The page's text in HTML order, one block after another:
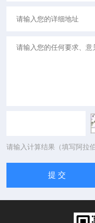
请输入计算结果（填写阿拉